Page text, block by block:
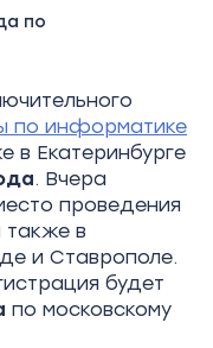
по
по информатике
в Екатеринбурге
. Вчера
проведения
в
и Ставрополе.
будет
по московскому